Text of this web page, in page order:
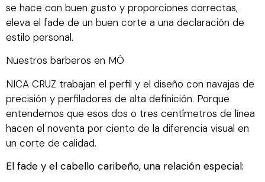
se hace con buen gusto y proporciones correctas,
eleva el fade de un buen corte a una declaración de
estilo personal.
Nuestros barberos en MÓ
NICA CRUZ trabajan el perfil y el diseño con navajas de
precisión y perfiladores de alta definición. Porque
entendemos que esos dos o tres centímetros de línea
hacen el noventa por ciento de la diferencia visual en
un corte de calidad.
El fade y el cabello caribeño, una relación especial: